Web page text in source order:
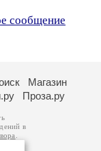
сообщение
Магазин
Проза.ру
в